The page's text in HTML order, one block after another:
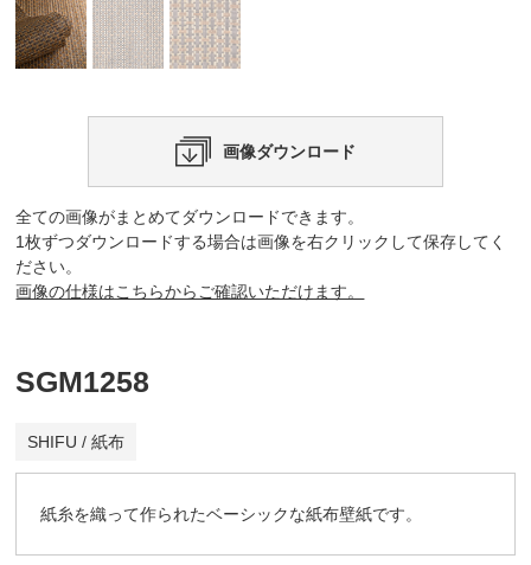
画像ダウンロード
全ての画像がまとめてダウンロードできます。
1枚ずつダウンロードする場合は画像を右クリックして保存してく
ださい。
画像の仕様はこちらからご確認いただけます。
SGM1258
SHIFU / 紙布
紙糸を織って作られたベーシックな紙布壁紙です。